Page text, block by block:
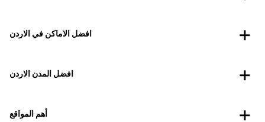
افضل الاماكن في الاردن
افضل المدن الاردن
أهم المواقع